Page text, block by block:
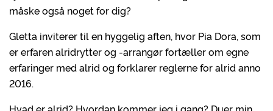
måske også noget for dig?
Gletta inviterer til en hyggelig aften, hvor Pia Dora, som
er erfaren alridrytter og -arrangør fortæller om egne
erfaringer med alrid og forklarer reglerne for alrid anno
2016.